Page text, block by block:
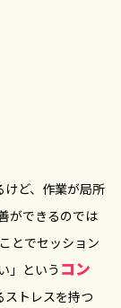
けど、作業が局所
ができるのでは
とでセッション
」という コン
ストレスを持つ